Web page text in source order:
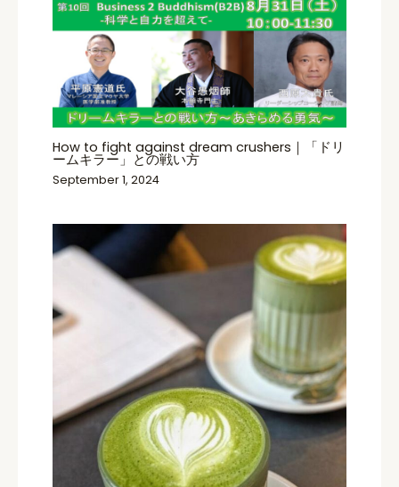
How to fight against dream crushers｜「ドリ
ームキラー」との戦い方
September 1, 2024